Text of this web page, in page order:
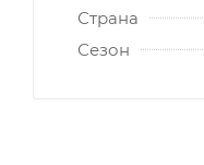
Страна
Сезон